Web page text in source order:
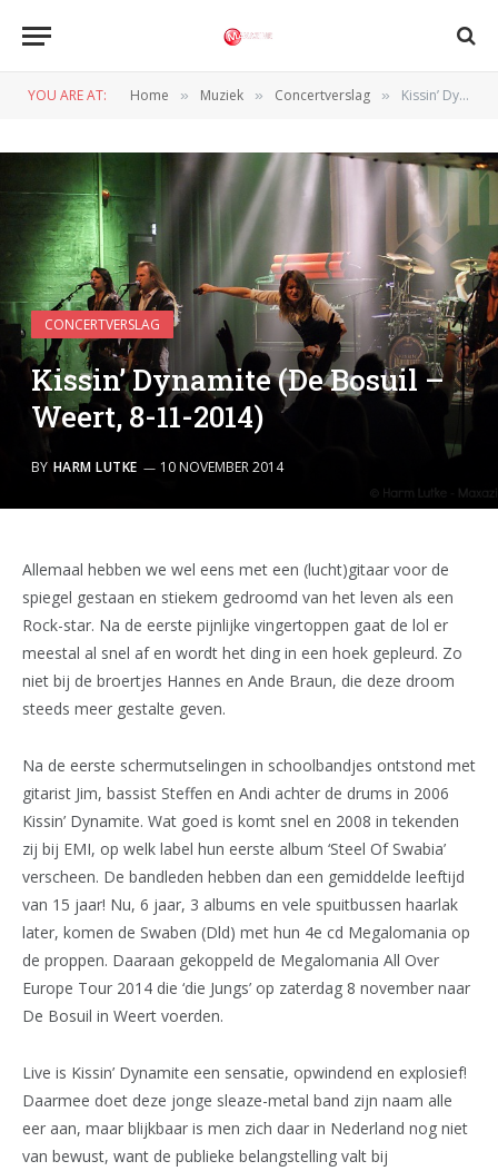
YOU ARE AT: Home » Muziek » Concertverslag » Kissin’ Dynamite (De Bosuil – Weert, 8-11-2014)
CONCERTVERSLAG
Kissin’ Dynamite (De Bosuil –
Weert, 8-11-2014)
BY HARM LUTKE 10 NOVEMBER 2014
Allemaal hebben we wel eens met een (lucht)gitaar voor de
spiegel gestaan en stiekem gedroomd van het leven als een
Rock-star. Na de eerste pijnlijke vingertoppen gaat de lol er
meestal al snel af en wordt het ding in een hoek gepleurd. Zo
niet bij de broertjes Hannes en Ande Braun, die deze droom
steeds meer gestalte geven.
Na de eerste schermutselingen in schoolbandjes ontstond met
gitarist Jim, bassist Steffen en Andi achter de drums in 2006
Kissin’ Dynamite. Wat goed is komt snel en 2008 in tekenden
zij bij EMI, op welk label hun eerste album ‘Steel Of Swabia’
verscheen. De bandleden hebben dan een gemiddelde leeftijd
van 15 jaar! Nu, 6 jaar, 3 albums en vele spuitbussen haarlak
later, komen de Swaben (Dld) met hun 4e cd Megalomania op
de proppen. Daaraan gekoppeld de Megalomania All Over
Europe Tour 2014 die ‘die Jungs’ op zaterdag 8 november naar
De Bosuil in Weert voerden.
Live is Kissin’ Dynamite een sensatie, opwindend en explosief!
Daarmee doet deze jonge sleaze-metal band zijn naam alle
eer aan, maar blijkbaar is men zich daar in Nederland nog niet
van bewust, want de publieke belangstelling valt bij